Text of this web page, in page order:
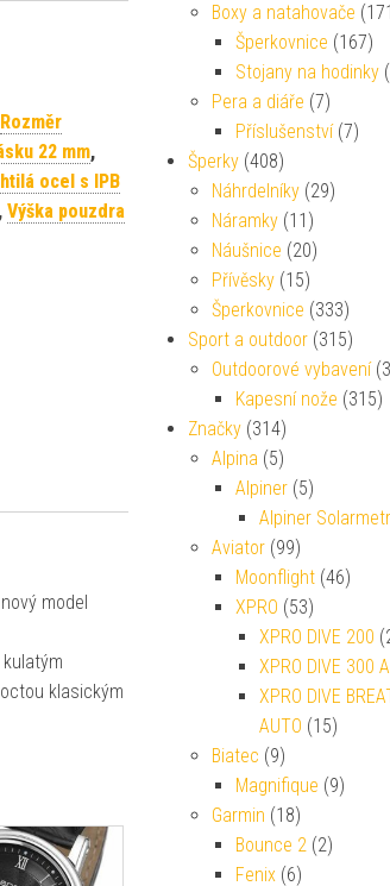
Rozměr
22 mm,
ocel s IPB
Výška pouzdra
model
klasickým
Boxy a natahovače
Šperkovnice (167)
Stojany na hodinky
Pera a diáře (7)
Příslušenství (7)
Šperky (408)
Náhrdelníky (29)
Náramky (11)
Náušnice (20)
Přívěsky (15)
Šperkovnice (333)
Sport a outdoor (315)
Outdoorové vybavení
Kapesní nože (315)
Značky (314)
Alpina (5)
Alpiner (5)
Alpiner
Aviator (99)
Moonflight (46)
XPRO (53)
XPRO DIVE 200
XPRO DIVE 300
XPRO DIVE
AUTO (15)
Biatec (9)
Magnifique (9)
Garmin (18)
Bounce 2 (2)
Fenix (6)